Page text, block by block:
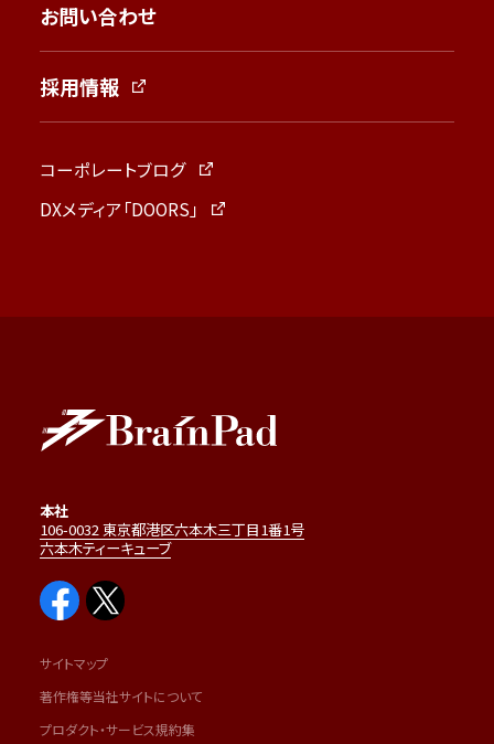
お問い合わせ
採用情報
コーポレートブログ
DXメディア「DOORS」
本社
106-0032 東京都港区六本木三丁目1番1号
六本木ティーキューブ
サイトマップ
著作権等当社サイトについて
プロダクト・サービス規約集